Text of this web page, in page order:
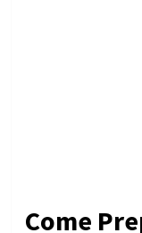
Come